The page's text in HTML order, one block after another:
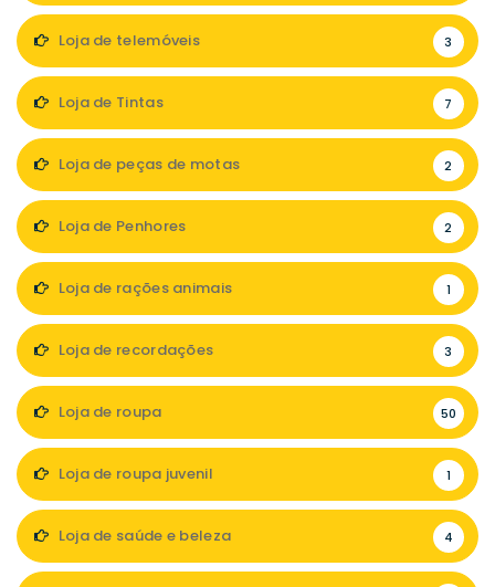
Loja de telemóveis 3
Loja de Tintas 7
Loja de peças de motas 2
Loja de Penhores 2
Loja de rações animais 1
Loja de recordações 3
Loja de roupa 50
Loja de roupa juvenil 1
Loja de saúde e beleza 4